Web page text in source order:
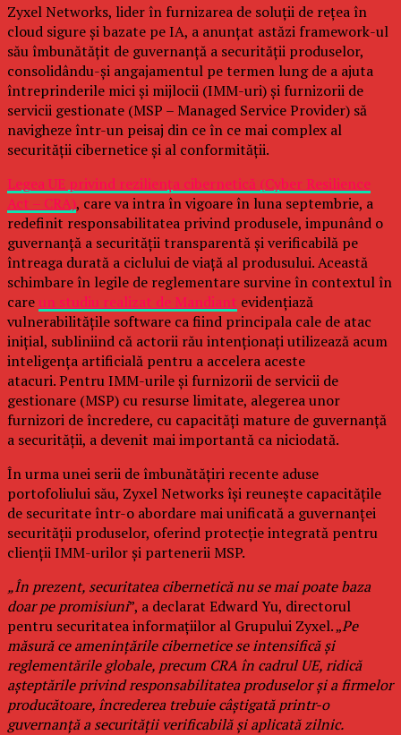
Zyxel Networks, lider în furnizarea de soluții de rețea în
cloud sigure și bazate pe IA, a anunțat astăzi framework-ul
său îmbunătățit de guvernanță a securității produselor,
consolidându-și angajamentul pe termen lung de a ajuta
întreprinderile mici și mijlocii (IMM-uri) și furnizorii de
servicii gestionate (MSP – Managed Service Provider) să
navigheze într-un peisaj din ce în ce mai complex al
securității cibernetice și al conformității.
Legea UE privind reziliența cibernetică (Cyber Resilience
Act – CRA), care va intra în vigoare în luna septembrie, a
redefinit responsabilitatea privind produsele, impunând o
guvernanță a securității transparentă și verificabilă pe
întreaga durată a ciclului de viață al produsului. Această
schimbare în legile de reglementare survine în contextul în
careun studiu realizat de Mandiant evidențiază
vulnerabilitățile software ca fiind principala cale de atac
inițial, subliniind că actorii rău intenționați utilizează acum
inteligența artificială pentru a accelera aceste
atacuri. Pentru IMM-urile și furnizorii de servicii de
gestionare (MSP) cu resurse limitate, alegerea unor
furnizori de încredere, cu capacități mature de guvernanță
a securității, a devenit mai importantă ca niciodată.
În urma unei serii de îmbunătățiri recente aduse
portofoliului său, Zyxel Networks își reunește capacitățile
de securitate într-o abordare mai unificată a guvernanței
securității produselor, oferind protecție integrată pentru
clienții IMM-urilor și partenerii MSP.
„În prezent, securitatea cibernetică nu se mai poate baza
doar pe promisiuni”, a declarat Edward Yu, directorul
pentru securitatea informațiilor al Grupului Zyxel. „Pe
măsură ce amenințările cibernetice se intensifică și
reglementările globale, precum CRA în cadrul UE, ridică
așteptările privind responsabilitatea produselor și a firmelor
producătoare, încrederea trebuie câștigată printr-o
guvernanță a securității verificabilă și aplicată zilnic.